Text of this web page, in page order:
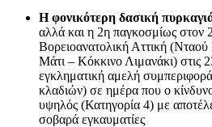
Η φονικότερη δασική
αλλά και η 2η παγκοσμίως στον
Βορειοανατολική Αττική
Μάτι – Κόκκινο Λιμανάκι) στις
εγκληματική αμελή
κλαδιών) σε ημέρα που ο
υψηλός (Κατηγορία 4) με
σοβαρά εγκαυματίες